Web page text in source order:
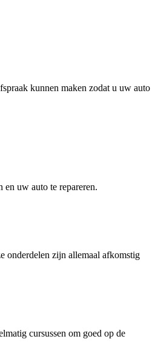
kunnen maken zodat u uw auto
en uw auto te repareren.
onderdelen zijn allemaal afkomstig
cursussen om goed op de